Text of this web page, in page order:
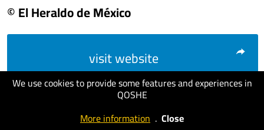
We use cookies to provide some features and experiences in
QOSHE
More information . Close
© El Heraldo de México
visit website